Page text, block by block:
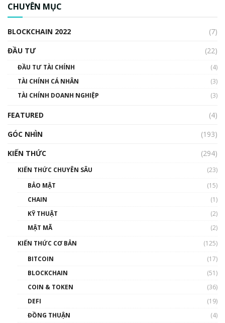
00:02:14
Nhìn lại năm 2022: Những sự kiện ảnh hưởng
đến hệ sinh thái tiền mã hoá | Phổ cập
00:43:47
như thể nào?
00:39:31
Phổ cập Blockchain
CHUYÊN MỤC
BLOCKCHAIN 2022
(7)
ĐẦU TƯ
(22)
ĐẦU TƯ TÀI CHÍNH
(4)
TÀI CHÍNH CÁ NHÂN
(3)
TÀI CHÍNH DOANH NGHIỆP
(3)
FEATURED
(4)
GÓC NHÌN
(193)
KIẾN THỨC
(294)
KIẾN THỨC CHUYÊN SÂU
(23)
BẢO MẬT
(15)
CHAIN
(1)
KỸ THUẬT
(2)
MẬT MÃ
(2)
KIẾN THỨC CƠ BẢN
(125)
BITCOIN
(17)
BLOCKCHAIN
(51)
COIN & TOKEN
(36)
DEFI
(19)
ĐỒNG THUẬN
(4)